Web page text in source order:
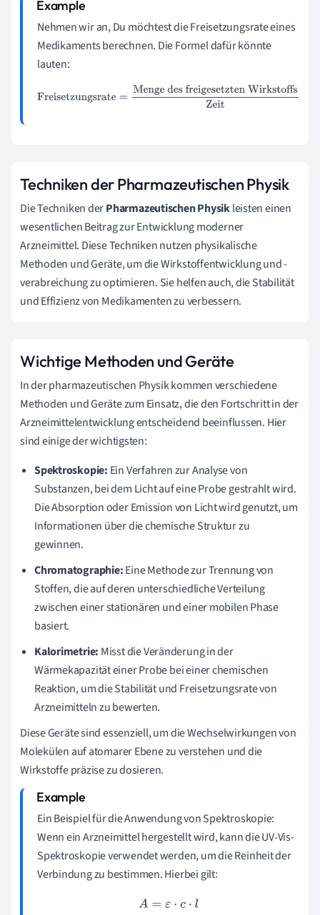
Nehmen wir an, Du möchtest die Freisetzungsrate eines
Medikaments berechnen. Die Formel dafür könnte
lauten:
Freisetzungsrate=Menge des freigesetzten
Techniken der Pharmazeutischen Physik
Die Techniken derPharmazeutischen Physikleisten einen
wesentlichen Beitrag zur Entwicklung moderner
Arzneimittel. Diese Techniken nutzen physikalische
Methoden und Geräte, um die Wirkstoffentwicklung und -
verabreichung zu optimieren. Sie helfen auch, die Stabilität
und Effizienz von Medikamenten zu verbessern.
Wichtige Methoden und Geräte
In der pharmazeutischen Physik kommen verschiedene
Methoden und Geräte zum Einsatz, die den Fortschritt in der
Arzneimittelentwicklung entscheidend beeinflussen. Hier
sind einige der wichtigsten:
Spektroskopie: Ein Verfahren zur Analyse von
Substanzen, bei dem Licht auf eine Probe gestrahlt wird.
Die Absorption oder Emission von Licht wird genutzt, um
Informationen über die chemische Struktur zu
gewinnen.
Chromatographie:Eine Methode zur Trennung von
Stoffen, die auf deren unterschiedliche Verteilung
zwischen einer stationären und einer mobilen Phase
basiert.
Kalorimetrie: Misst die Veränderung in der
Wärmekapazität einer Probe bei einer chemischen
Reaktion, um die Stabilität und Freisetzungsrate von
Arzneimitteln zu bewerten.
Diese Geräte sind essenziell, um die Wechselwirkungen von
Molekülen auf atomarer Ebene zu verstehen und die
Wirkstoffe präzise zu dosieren.
Ein Beispiel für die Anwendung von Spektroskopie:
Wenn ein Arzneimittel hergestellt wird, kann die UV-Vis-
Spektroskopie verwendet werden, um die Reinheit der
Verbindung zu bestimmen. Hierbei gilt:
A= ε⋅ c ⋅l